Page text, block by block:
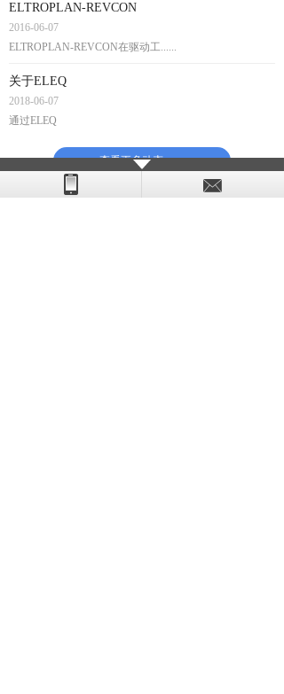
ELTROPLAN-REVCON
2016-06-07
ELTROPLAN-REVCON在驱动工......
关于ELEQ
2018-06-07
通过ELEQ
“掌握电力”是关键 ......
查看更多动态 →